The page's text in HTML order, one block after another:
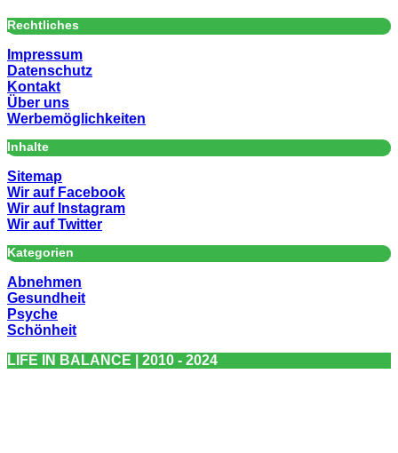
Rechtliches
Impressum
Datenschutz
Kontakt
Über uns
Werbemöglichkeiten
Inhalte
Sitemap
Wir auf Facebook
Wir auf Instagram
Wir auf Twitter
Kategorien
Abnehmen
Gesundheit
Psyche
Schönheit
LIFE IN BALANCE | 2010 - 2024